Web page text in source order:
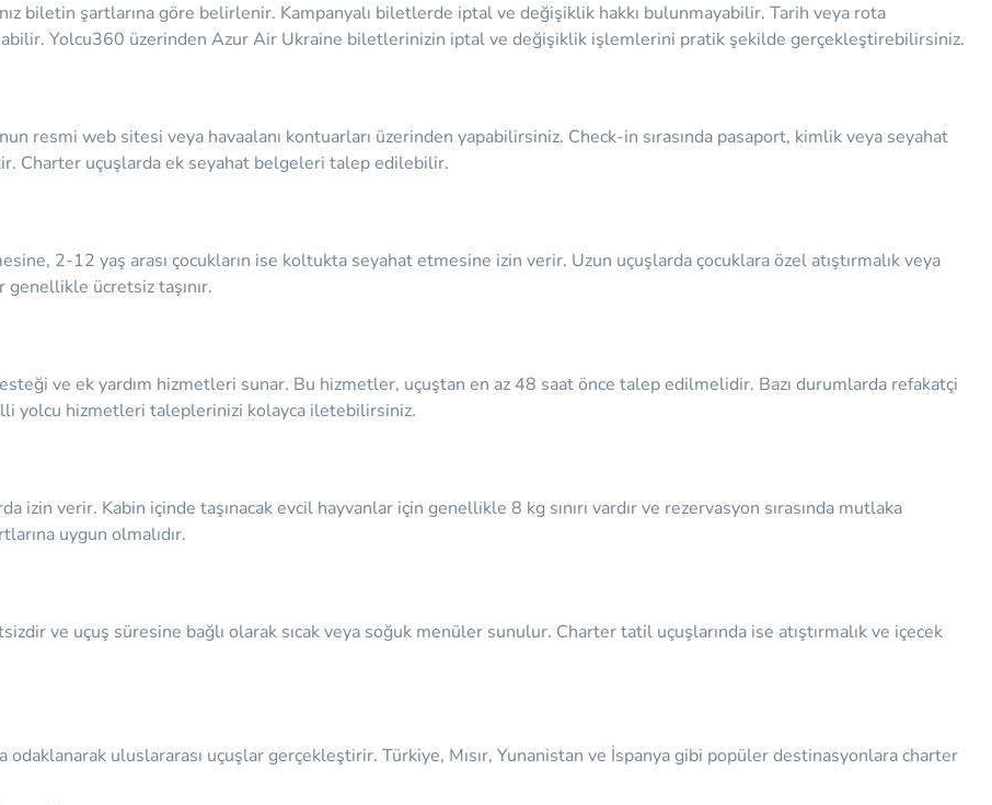
biletin şartlarına göre belirlenir. Kampanyalı biletlerde iptal ve değişiklik hakkı bulunmayabilir. Tarih veya rota
Yolcu360 üzerinden Azur Air Ukraine biletlerinizin iptal ve değişiklik işlemlerini pratik şekilde gerçekleştirebilirsiniz.
resmi web sitesi veya havaalanı kontuarları üzerinden yapabilirsiniz. Check-in sırasında pasaport, kimlik veya seyahat
Charter uçuşlarda ek seyahat belgeleri talep edilebilir.
2-12 yaş arası çocukların ise koltukta seyahat etmesine izin verir. Uzun uçuşlarda çocuklara özel atıştırmalık veya
genellikle ücretsiz taşınır.
ve ek yardım hizmetleri sunar. Bu hizmetler, uçuştan en az 48 saat önce talep edilmelidir. Bazı durumlarda refakatçi
yolcu hizmetleri taleplerinizi kolayca iletebilirsiniz.
izin verir. Kabin içinde taşınacak evcil hayvanlar için genellikle 8 kg sınırı vardır ve rezervasyon sırasında mutlaka
uygun olmalıdır.
ve uçuş süresine bağlı olarak sıcak veya soğuk menüler sunulur. Charter tatil uçuşlarında ise atıştırmalık ve içecek
uluslararası uçuşlar gerçekleştirir. Türkiye, Mısır, Yunanistan ve İspanya gibi popüler destinasyonlara charter